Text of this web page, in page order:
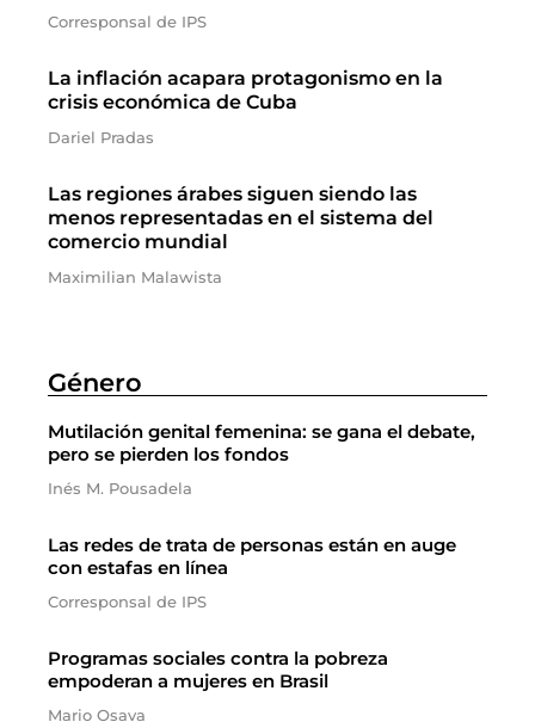
Corresponsal de IPS
La inflación acapara protagonismo en la
crisis económica de Cuba
Dariel Pradas
Las regiones árabes siguen siendo las
menos representadas en el sistema del
comercio mundial
Maximilian Malawista
Género
Mutilación genital femenina: se gana el debate,
pero se pierden los fondos
Inés M. Pousadela
Las redes de trata de personas están en auge
con estafas en línea
Corresponsal de IPS
Programas sociales contra la pobreza
empoderan a mujeres en Brasil
Mario Osava